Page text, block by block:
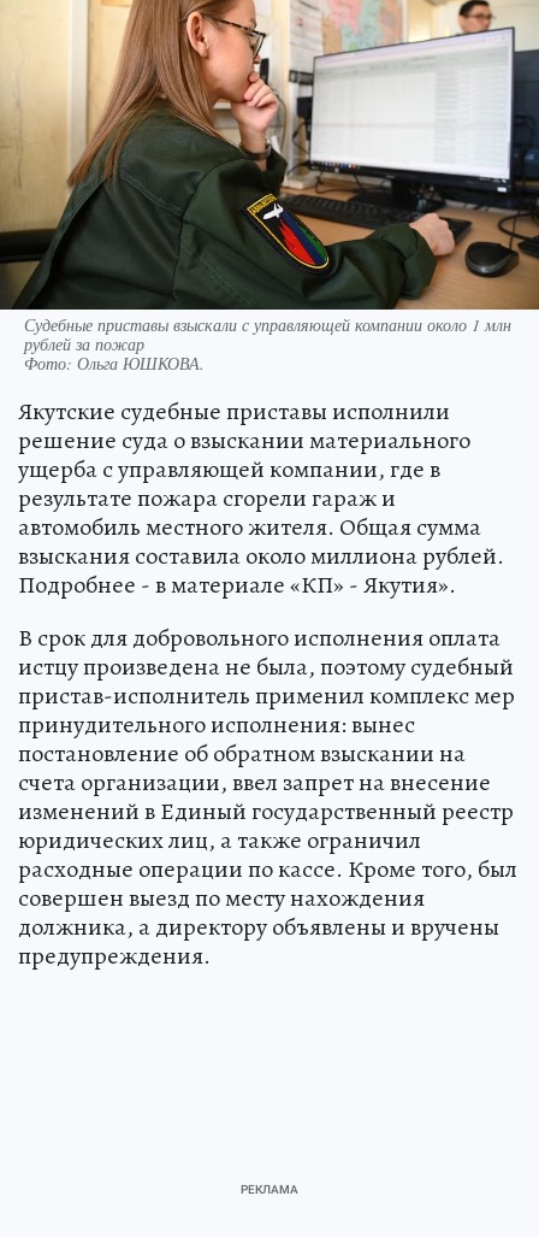
Судебные приставы взыскали с управляющей компании около 1 млн
рублей за пожар
Фото: Ольга ЮШКОВА.
Якутские судебные приставы исполнили
решение суда о взыскании материального
ущерба с управляющей компании, где в
результате пожара сгорели гараж и
автомобиль местного жителя. Общая сумма
взыскания составила около миллиона рублей.
Подробнее - в материале «КП» - Якутия».
В срок для добровольного исполнения оплата
истцу произведена не была, поэтому судебный
пристав-исполнитель применил комплекс мер
принудительного исполнения: вынес
постановление об обратном взыскании на
счета организации, ввел запрет на внесение
изменений в Единый государственный реестр
юридических лиц, а также ограничил
расходные операции по кассе. Кроме того, был
совершен выезд по месту нахождения
должника, а директору объявлены и вручены
предупреждения.